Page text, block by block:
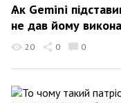
Ѧк Gemini
не дав йому
20 0 0